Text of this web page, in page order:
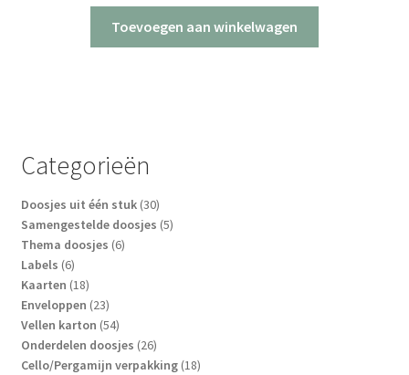
Toevoegen aan winkelwagen
Categorieën
Doosjes uit één stuk 3030
producten
Samengestelde doosjes 55
Thema doosjes 66
Labels 66
producten
Kaarten 1818
producten
Enveloppen 2323
producten
Vellen karton 5454
producten
Onderdelen doosjes 2626
producten
Cello/Pergamijn verpakking 1818